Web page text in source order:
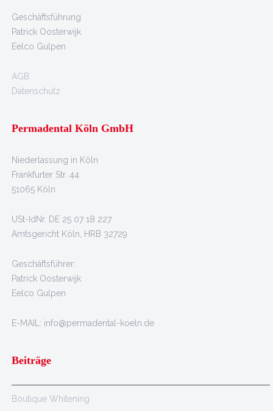
Geschäftsführung
Patrick Oosterwijk
Eelco Gulpen
AGB
Datenschutz
Permadental Köln GmbH
Niederlassung in Köln
Frankfurter Str. 44
51065 Köln
USt-IdNr. DE 25 07 18 227
Amtsgericht Köln, HRB 32729
Geschäftsführer:
Patrick Oosterwijk
Eelco Gulpen
E-MAIL: info@permadental-koeln.de
Beiträge
Boutique Whitening